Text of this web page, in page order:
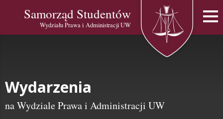
Samorząd Studentów
Wydziału Prawa i Administracji UW
Wydarzenia
na Wydziale Prawa i Administracji UW